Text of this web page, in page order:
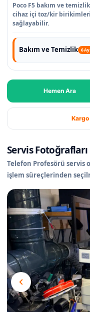
Poco F5 bakım ve
cihaz içi toz/kir
sağlayabilir.
Bakım ve Temizlik 6
Hemen Ara
Servis Fotoğrafları
Telefon Profesörü servis
işlem süreçlerinden